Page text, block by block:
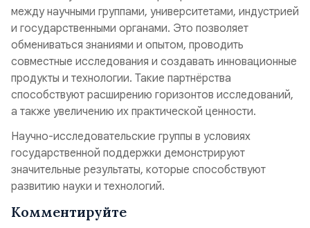
между научными группами, университетами, индустрией
и государственными органами. Это позволяет
обмениваться знаниями и опытом, проводить
совместные исследования и создавать инновационные
продукты и технологии. Такие партнёрства
способствуют расширению горизонтов исследований,
а также увеличению их практической ценности.
Научно-исследовательские группы в условиях
государственной поддержки демонстрируют
значительные результаты, которые способствуют
развитию науки и технологий.
Комментируйте